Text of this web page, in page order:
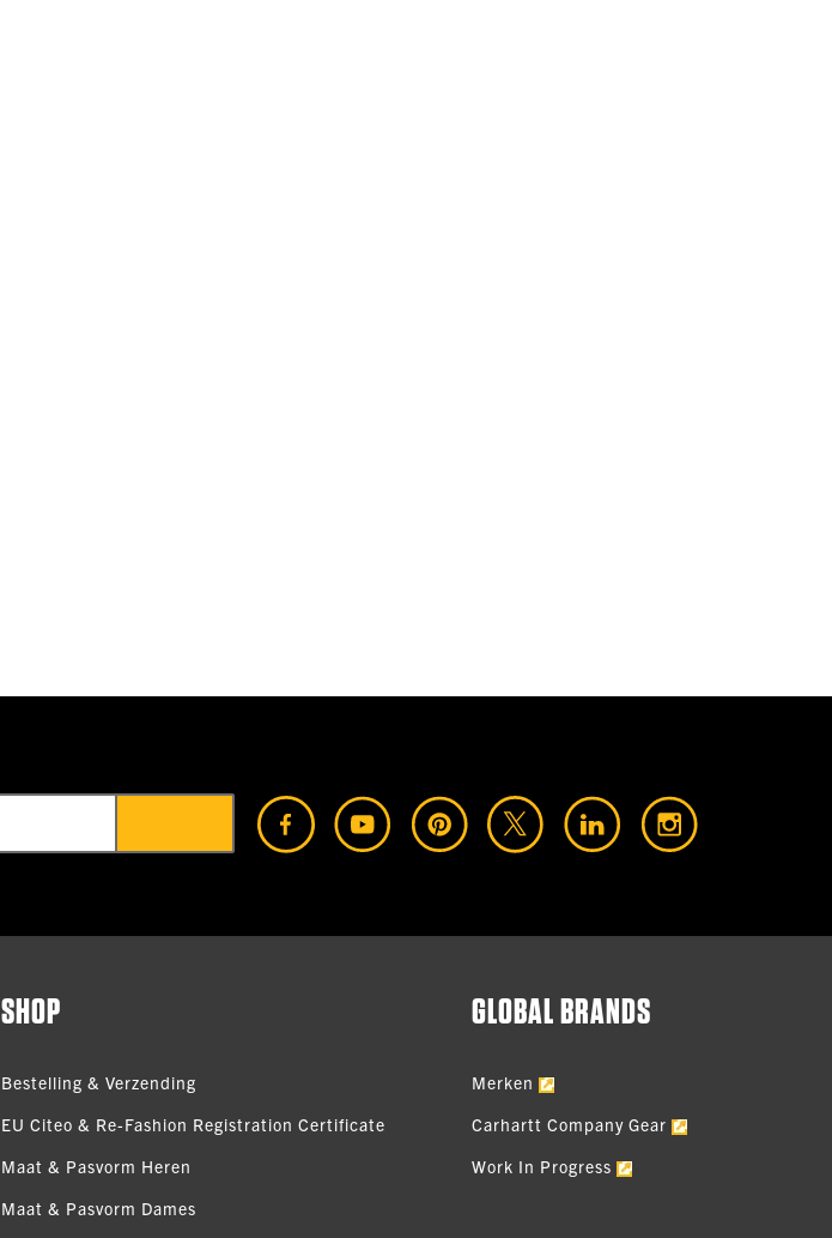
SHOP
Bestelling & Verzending
EU Citeo & Re-Fashion Registration Certificate
Maat & Pasvorm Heren
Maat & Pasvorm Dames
GLOBAL BRANDS
Merken
Carhartt Company Gear
Work In Progress